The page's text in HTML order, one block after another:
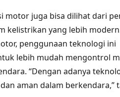
motor juga bisa dilihat dari
kelistrikan yang lebih
penggunaan teknologi ini
lebih mudah mengontrol
“Dengan adanya
aman dalam berkendara,”